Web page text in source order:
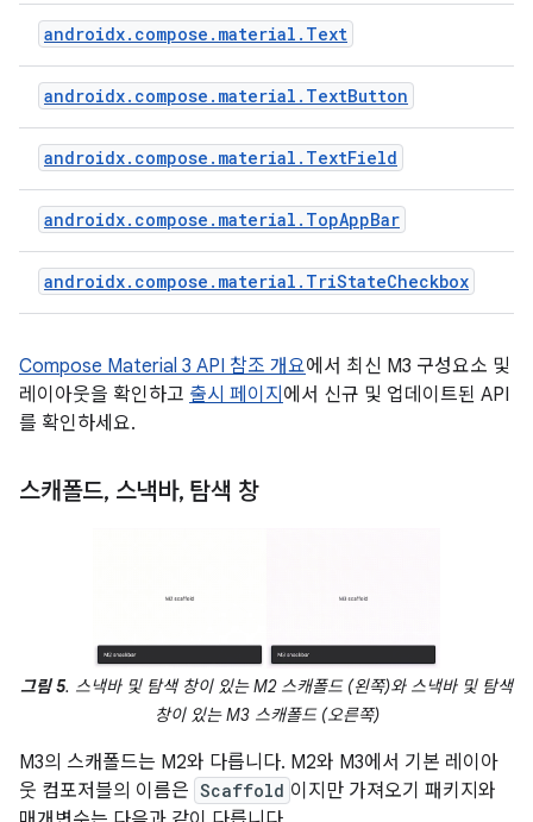
androidx.compose.material.Text
androidx.compose.material.TextButton
androidx.compose.material.TextField
androidx.compose.material.TopAppBar
androidx.compose.material.TriStateCheckbox
Compose Material 3 API 참조 개요에서 최신 M3 구성요소 및
레이아웃을 확인하고 출시 페이지 에서 신규 및 업데이트된 API
를 확인하세요.
스캐폴드, 스낵바, 탐색 창
그림 5. 스낵바 및 탐색 창이 있는 M2 스캐폴드 (왼쪽)와 스낵바 및 탐색
창이 있는 M3 스캐폴드 (오른쪽)
M3의 스캐폴드는 M2와 다릅니다. M2와 M3에서 기본 레이아
웃 컴포저블의 이름은 Scaffold 이지만 가져오기 패키지와